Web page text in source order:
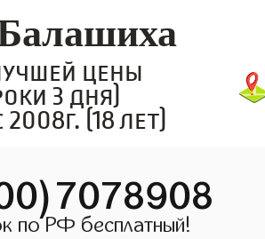
цены
3 дня)
(18 лет)
по РФ бесплатный!